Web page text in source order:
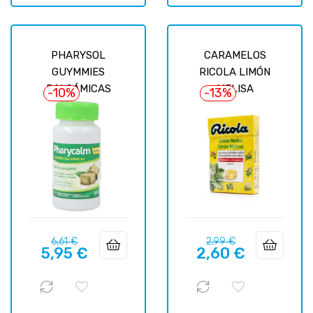
PHARYSOL
GUYMMIES
BALSÁMICAS
-10%
Precio
regular
6,61 €Precio
5,95 €
CARAMELOS
RICOLA LIMÓN
MELISA
-13%
Precio
regular
2,99 €Precio
2,60 €